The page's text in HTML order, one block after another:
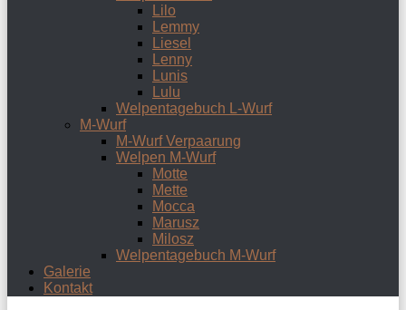
Lilo
Lemmy
Liesel
Lenny
Lunis
Lulu
Welpentagebuch L-Wurf
M-Wurf
M-Wurf Verpaarung
Welpen M-Wurf
Motte
Mette
Mocca
Marusz
Milosz
Welpentagebuch M-Wurf
Galerie
Kontakt